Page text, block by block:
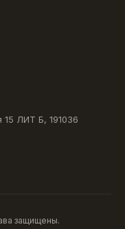
15 ЛИТ Б, 191036
защищены.